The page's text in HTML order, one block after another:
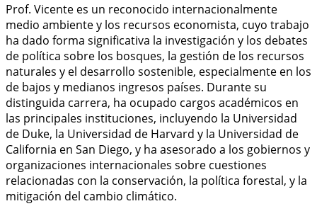
Prof. Vicente es un reconocido internacionalmente
medio ambiente y los recursos economista, cuyo trabajo
ha dado forma significativa la investigación y los debates
de política sobre los bosques, la gestión de los recursos
naturales y el desarrollo sostenible, especialmente en los
de bajos y medianos ingresos países. Durante su
distinguida carrera, ha ocupado cargos académicos en
las principales instituciones, incluyendo la Universidad
de Duke, la Universidad de Harvard y la Universidad de
California en San Diego, y ha asesorado a los gobiernos y
organizaciones internacionales sobre cuestiones
relacionadas con la conservación, la política forestal, y la
mitigación del cambio climático.